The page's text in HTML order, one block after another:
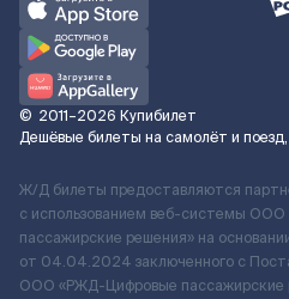
© 2011–2026 Купибилет
Дешёвые билеты на самолёт и
Ж/Д билеты предоставляются
с использованием веб-системы
пассажирские решения» на
от 04.04.2024 заключенного с
ООО «РЖД-Цифровые пассажирские